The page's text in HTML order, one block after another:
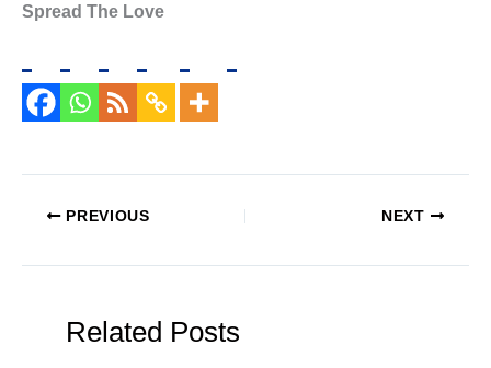
Spread The Love
PREVIOUS NEXT
Related Posts